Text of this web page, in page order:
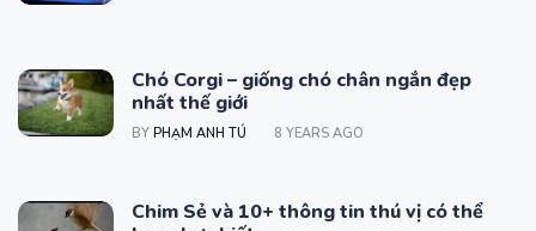
Chó Corgi – giống chó chân ngắn đẹp
nhất thế giới
BY PHẠM ANH TÚ 8 YEARS AGO
Chim Sẻ và 10+ thông tin thú vị có thể